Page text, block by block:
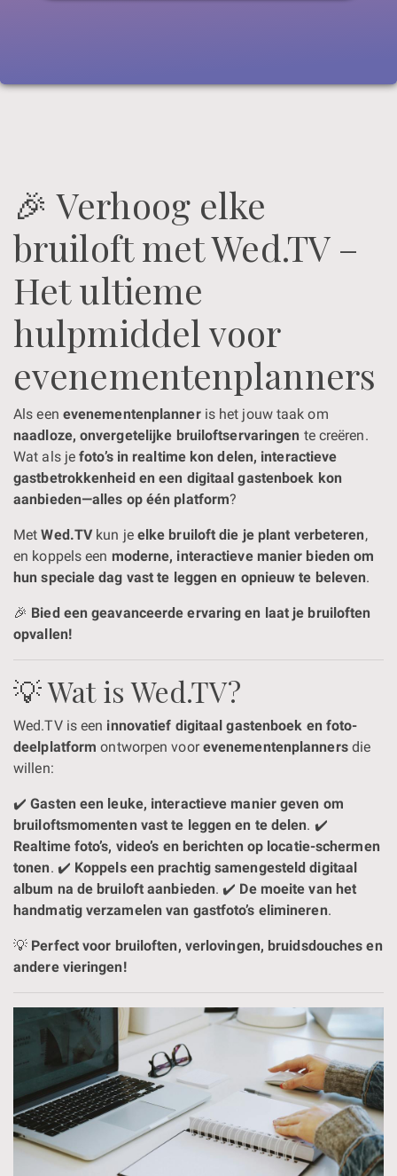
🎉 Verhoog elke
bruiloft met Wed.TV –
Het ultieme
hulpmiddel voor
evenementenplanners
Als een evenementenplanneris het jouw taak om
naadloze, onvergetelijke bruiloftservaringen te creëren.
Wat als jefoto’s in realtime kon delen, interactieve
gastbetrokkenheid en een digitaal gastenboek kon
aanbieden—alles op één platform?
MetWed.TV kun je elke bruiloft die je plant verbeteren,
en koppels een moderne, interactieve manier bieden om
hun speciale dag vast te leggen en opnieuw te beleven.
🎉 Bied een geavanceerde ervaring en laat je bruiloften
opvallen!
💡 Wat is Wed.TV?
Wed.TV is een innovatief digitaal gastenboek en foto-
deelplatform ontworpen voorevenementenplannersdie
willen:
✔️Gasten een leuke, interactieve manier geven om
bruiloftsmomenten vast te leggen en te delen. ✔️
Realtime foto’s, video’s en berichten op locatie-schermen
tonen. ✔️ Koppels een prachtig samengesteld digitaal
album na de bruiloft aanbieden. ✔️ De moeite van het
handmatig verzamelen van gastfoto’s elimineren.
💡 Perfect voor bruiloften, verlovingen, bruidsdouches en
andere vieringen!